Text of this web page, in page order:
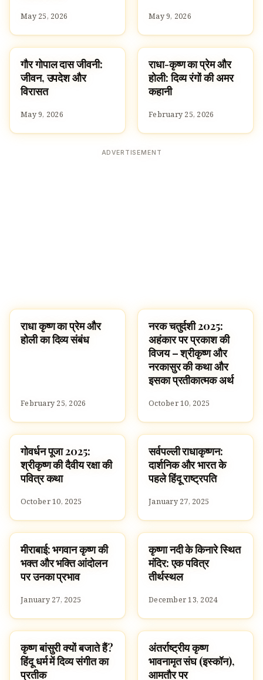
May 25, 2026 May 9, 2026
FAMOUS HINDUS
गौर गोपाल दास जीवनी:
जीवन, उपदेश और
विरासत
May 9, 2026
FESTIVALS
राधा-कृष्ण का प्रेम और
होली: दिव्य रंगों की अमर
कहानी
February 25, 2026
ADVERTISEMENT
FESTIVALS
राधा कृष्ण का प्रेम और
होली का दिव्य संबंध
February 25, 2026
FESTIVALS
नरक चतुर्दशी 2025:
अहंकार पर प्रकाश की
विजय – श्रीकृष्ण और
नरकासुर की कथा और
इसका प्रतीकात्मक अर्थ
October 10, 2025
SLOKAS AND MANTRAS
गोवर्धन पूजा 2025:
श्रीकृष्ण की दैवीय रक्षा की
पवित्र कथा
October 10, 2025
FAMOUS HINDUS
सर्वपल्ली राधाकृष्णन:
दार्शनिक और भारत के
पहले हिंदू राष्ट्रपति
January 27, 2025
FAMOUS HINDUS
मीराबाई: भगवान कृष्ण की
भक्त और भक्ति आंदोलन
पर उनका प्रभाव
January 27, 2025
TEMPLES
कृष्णा नदी के किनारे स्थित
मंदिर: एक पवित्र
तीर्थस्थल
December 13, 2024
HINDUISM
कृष्ण बांसुरी क्यों बजाते हैं?
हिंदू धर्म में दिव्य संगीत का
प्रतीक
TEMPLES
अंतर्राष्ट्रीय कृष्ण
भावनामृत संघ (इस्कॉन),
आमतौर पर